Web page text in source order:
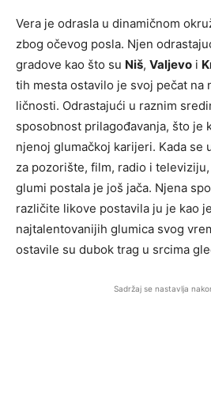
Vera je odrasla u dinamičnom
zbog očevog posla. Njen
gradove kao što su Niš, Valjevo i
tih mesta ostavilo je svoj pečat na
ličnosti. Odrastajući u raznim
sposobnost prilagođavanja, što je
njenoj glumačkoj karijeri. Kada se
za pozorište, film, radio i
glumi postala je još jača. Njena
različite likove postavila ju je kao
najtalentovanijih glumica svog
ostavile su dubok trag u srcima
Sadržaj se nastavlja